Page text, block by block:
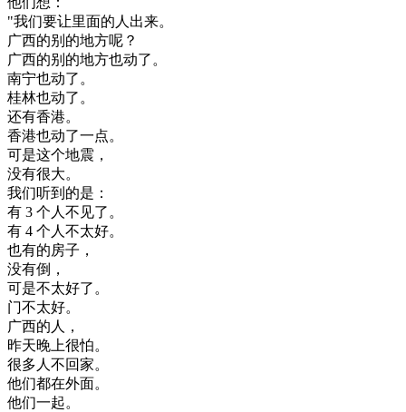
"我们要让里面的人出来。
广西的别的地方呢 ？
广西的别的地方也动了。
南宁也动了。
桂林也动了。
还有香港。
香港也动了一点。
可是这个地震 ，
没有很大。
我们听到 的是 ：
有 3 个人不见了。
有 4 个人不太好。
也有的房子 ，
没有倒 ，
可是不太好了。
门不太好。
广西的人 ，
昨天晚上很怕。
很多人不回家。
他们都在外面。
他们一起。